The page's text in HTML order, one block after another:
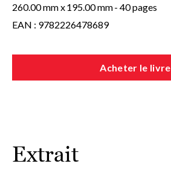
260.00 mm x195.00 mm- 40 pages
EAN : 9782226478689
Acheter le livre
Extrait